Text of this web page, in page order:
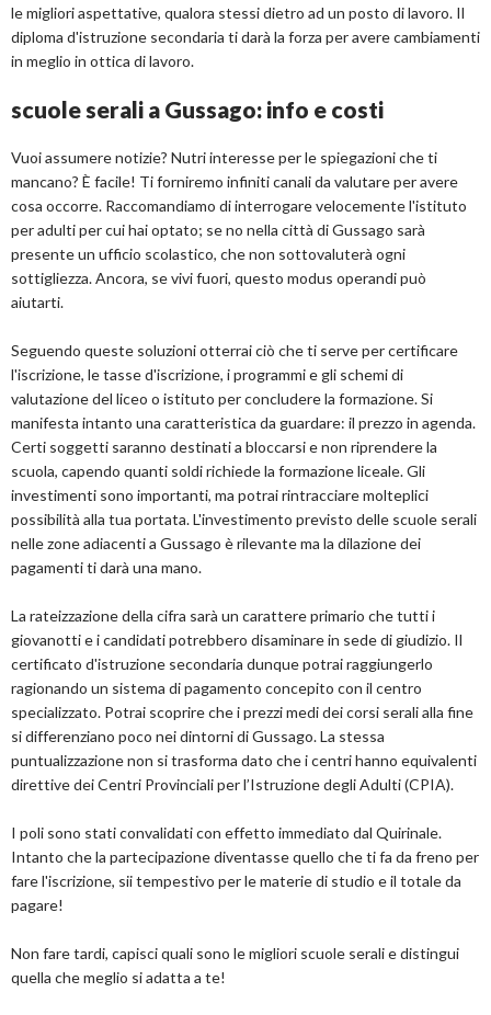
le migliori aspettative, qualora stessi dietro ad un posto di lavoro. Il
diploma d'istruzione secondaria ti darà la forza per avere cambiamenti
in meglio in ottica di lavoro.
scuole serali a Gussago: info e costi
Vuoi assumere notizie? Nutri interesse per le spiegazioni che ti
mancano? È facile! Ti forniremo infiniti canali da valutare per avere
cosa occorre. Raccomandiamo di interrogare velocemente l'istituto
per adulti per cui hai optato; se no nella città di Gussago sarà
presente un ufficio scolastico, che non sottovaluterà ogni
sottigliezza. Ancora, se vivi fuori, questo modus operandi può
aiutarti.
Seguendo queste soluzioni otterrai ciò che ti serve per certificare
l'iscrizione, le tasse d'iscrizione, i programmi e gli schemi di
valutazione del liceo o istituto per concludere la formazione. Si
manifesta intanto una caratteristica da guardare: il prezzo in agenda.
Certi soggetti saranno destinati a bloccarsi e non riprendere la
scuola, capendo quanti soldi richiede la formazione liceale. Gli
investimenti sono importanti, ma potrai rintracciare molteplici
possibilità alla tua portata. L'investimento previsto delle scuole serali
nelle zone adiacenti a Gussago è rilevante ma la dilazione dei
pagamenti ti darà una mano.
La rateizzazione della cifra sarà un carattere primario che tutti i
giovanotti e i candidati potrebbero disaminare in sede di giudizio. Il
certificato d'istruzione secondaria dunque potrai raggiungerlo
ragionando un sistema di pagamento concepito con il centro
specializzato. Potrai scoprire che i prezzi medi dei corsi serali alla fine
si differenziano poco nei dintorni di Gussago. La stessa
puntualizzazione non si trasforma dato che i centri hanno equivalenti
direttive dei Centri Provinciali per l’Istruzione degli Adulti (CPIA).
I poli sono stati convalidati con effetto immediato dal Quirinale.
Intanto che la partecipazione diventasse quello che ti fa da freno per
fare l'iscrizione, sii tempestivo per le materie di studio e il totale da
pagare!
Non fare tardi, capisci quali sono le migliori scuole serali e distingui
quella che meglio si adatta a te!